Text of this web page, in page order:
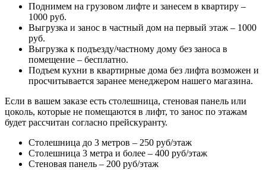
Поднимем на грузовом лифте и занесем в квартиру –
1000 руб.
Выгрузка и занос в частный дом на первый этаж – 1000
руб.
Выгрузка к подъезду/частному дому без заноса в
помещение – бесплатно.
Подъем кухни в квартирные дома без лифта возможен и
просчитывается заранее менеджером нашего магазина.
Если в вашем заказе есть столешница, стеновая панель или
цоколь, которые не помещаются в лифт, то занос по этажам
будет рассчитан согласно прейскуранту.
Столешница до 3 метров – 250 руб/этаж
Столешница 3 метра и более – 400 руб/этаж
Стеновая панель – 200 руб/этаж